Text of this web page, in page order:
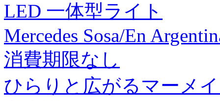
LED 一体型ライト
Mercedes Sosa/En
消費期限なし
ひらりと広がるマーメ